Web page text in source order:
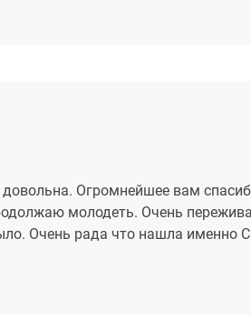
Огромнейшее вам
молодеть. Очень
Очень рада что нашла именно